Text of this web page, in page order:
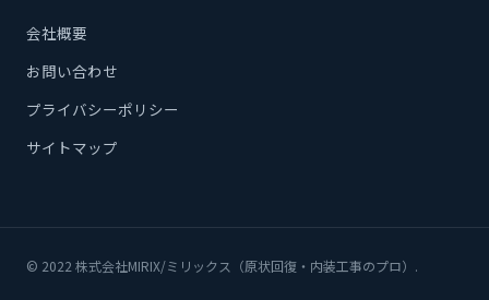
会社概要
お問い合わせ
プライバシーポリシー
サイトマップ
© 2022 株式会社MIRIX/ミリックス（原状回復・内装工事のプロ）.